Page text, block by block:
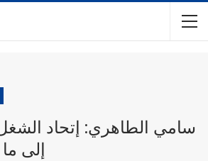
سامي الطاهري: إتحاد
إلى ما قبل